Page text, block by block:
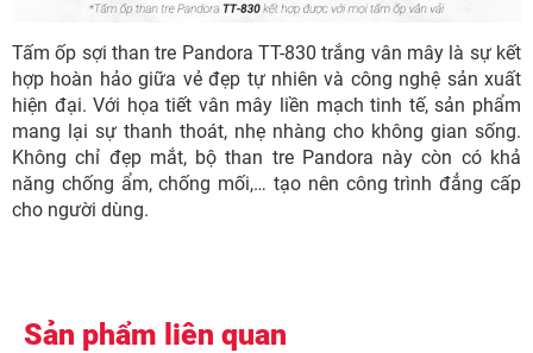
Tấm ốp sợi than tre Pandora TT-830 trắng vân mây là sự kết
hợp hoàn hảo giữa vẻ đẹp tự nhiên và công nghệ sản xuất
hiện đại. Với họa tiết vân mây liền mạch tinh tế, sản phẩm
mang lại sự thanh thoát, nhẹ nhàng cho không gian sống.
Không chỉ đẹp mắt, bộ than tre Pandora này còn có khả
năng chống ẩm, chống mối,… tạo nên công trình đẳng cấp
cho người dùng.
Sản phẩm liên quan